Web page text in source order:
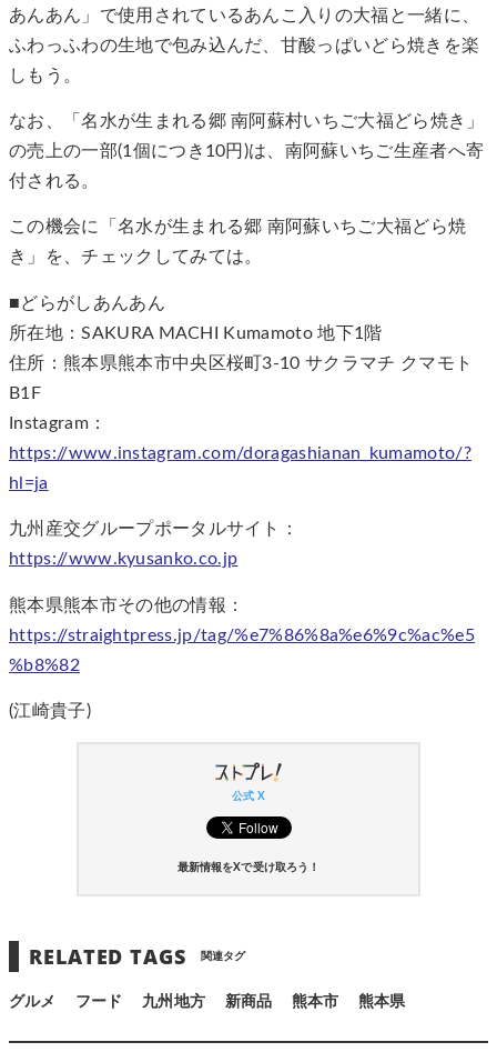
あんあん」で使用されているあんこ入りの大福と一緒に、
ふわっふわの生地で包み込んだ、甘酸っぱいどら焼きを楽
しもう。
なお、「名水が生まれる郷 南阿蘇村いちご大福どら焼き」
の売上の一部(1個につき10円)は、南阿蘇いちご生産者へ寄
付される。
この機会に「名水が生まれる郷 南阿蘇いちご大福どら焼
き」を、チェックしてみては。
■どらがしあんあん
所在地：SAKURA MACHI Kumamoto 地下1階
住所：熊本県熊本市中央区桜町3-10 サクラマチ クマモト
B1F
Instagram：
https://www.instagram.com/doragashianan_kumamoto/?
hl=ja
九州産交グループポータルサイト：
https://www.kyusanko.co.jp
熊本県熊本市その他の情報：
https://straightpress.jp/tag/%e7%86%8a%e6%9c%ac%e5
%b8%82
(江崎貴子)
公式 X
最新情報をXで受け取ろう！
RELATED TAGS 関連タグ
グルメ フード 九州地方 新商品 熊本市 熊本県